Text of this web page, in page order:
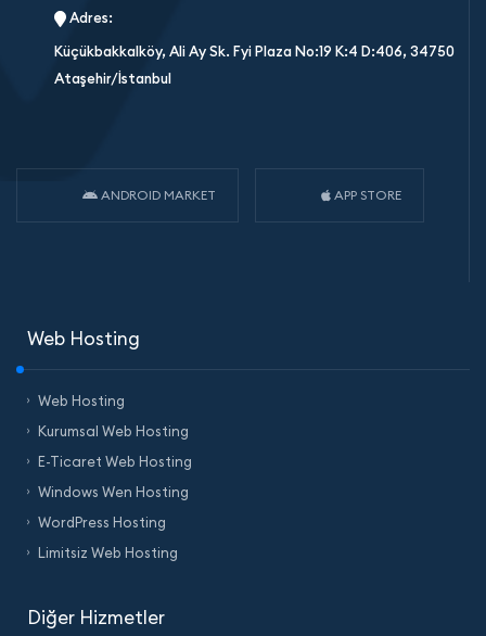
Adres:
Küçükbakkalköy, Ali Ay Sk. Fyi Plaza No:19 K:4 D:406, 34750
Ataşehir/İstanbul
ANDROID MARKET APP STORE
Web Hosting
Web Hosting
Kurumsal Web Hosting
E-Ticaret Web Hosting
Windows Wen Hosting
WordPress Hosting
Limitsiz Web Hosting
Diğer Hizmetler